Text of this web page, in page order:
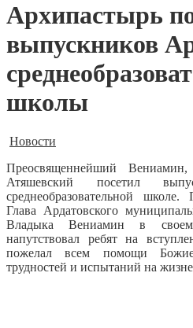
Архипастырь
выпускников
школы
Новости
Преосвященнейший
Атяшевский посетил
среднеобразовательной школе.
Глава Ардатовского
Владыка Вениамин в своем
напутствовал ребят на
пожелал всем помощи
трудностей и испытаний на